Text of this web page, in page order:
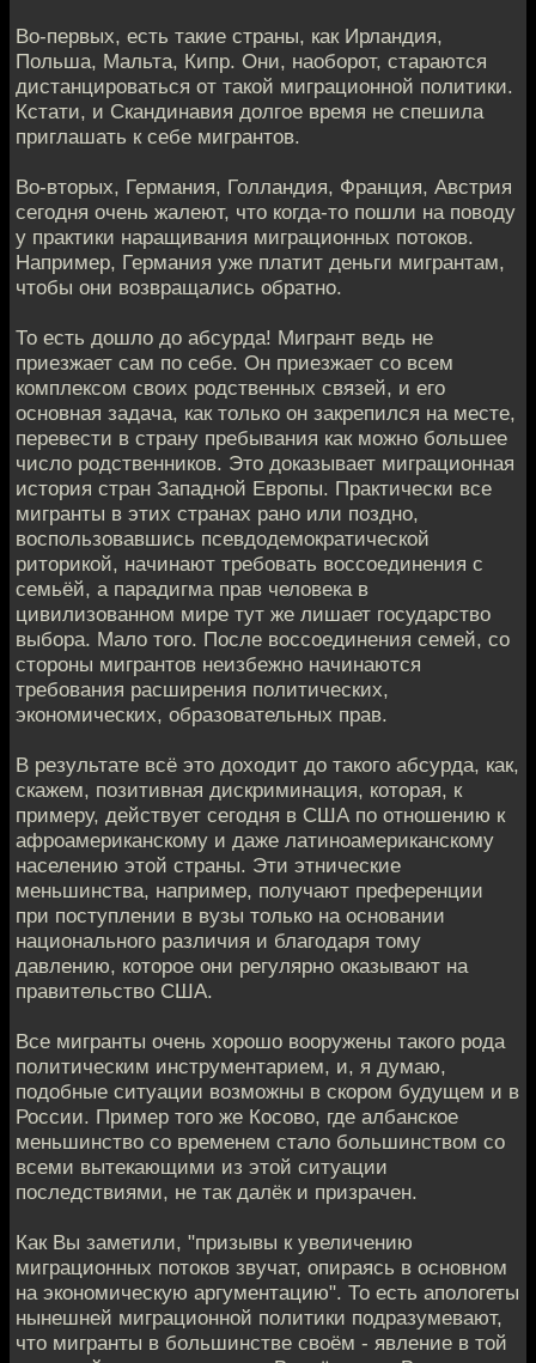
Во-первых, есть такие страны, как Ирландия,
Польша, Мальта, Кипр. Они, наоборот, стараются
дистанцироваться от такой миграционной политики.
Кстати, и Скандинавия долгое время не спешила
приглашать к себе мигрантов.
Во-вторых, Германия, Голландия, Франция, Австрия
сегодня очень жалеют, что когда-то пошли на поводу
у практики наращивания миграционных потоков.
Например, Германия уже платит деньги мигрантам,
чтобы они возвращались обратно.
То есть дошло до абсурда! Мигрант ведь не
приезжает сам по себе. Он приезжает со всем
комплексом своих родственных связей, и его
основная задача, как только он закрепился на месте,
перевести в страну пребывания как можно большее
число родственников. Это доказывает миграционная
история стран Западной Европы. Практически все
мигранты в этих странах рано или поздно,
воспользовавшись псевдодемократической
риторикой, начинают требовать воссоединения с
семьёй, а парадигма прав человека в
цивилизованном мире тут же лишает государство
выбора. Мало того. После воссоединения семей, со
стороны мигрантов неизбежно начинаются
требования расширения политических,
экономических, образовательных прав.
В результате всё это доходит до такого абсурда, как,
скажем, позитивная дискриминация, которая, к
примеру, действует сегодня в США по отношению к
афроамериканскому и даже латиноамериканскому
населению этой страны. Эти этнические
меньшинства, например, получают преференции
при поступлении в вузы только на основании
национального различия и благодаря тому
давлению, которое они регулярно оказывают на
правительство США.
Все мигранты очень хорошо вооружены такого рода
политическим инструментарием, и, я думаю,
подобные ситуации возможны в скором будущем и в
России. Пример того же Косово, где албанское
меньшинство со временем стало большинством со
всеми вытекающими из этой ситуации
последствиями, не так далёк и призрачен.
Как Вы заметили, "призывы к увеличению
миграционных потоков звучат, опираясь в основном
на экономическую аргументацию". То есть апологеты
нынешней миграционной политики подразумевают,
что мигранты в большинстве своём - явление в той